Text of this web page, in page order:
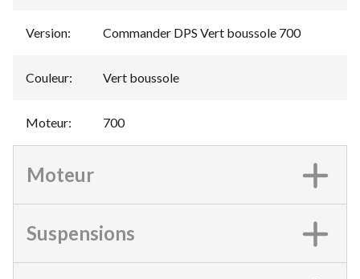
Version: Commander DPS Vert boussole 700
Couleur: Vert boussole
Moteur: 700
Moteur
Suspensions